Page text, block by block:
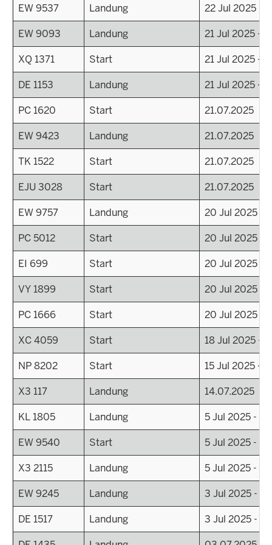
EW 9537 Landung
22 Jul 2025 -
EW 9093
Landung
21 Jul 2025 -
XQ 1371
Start
21 Jul 2025 -
DE 1153
Landung
21 Jul 2025 -
PC 1620
Start
21.07.2025
EW 9423
Landung
21.07.2025
TK 1522
Start
21.07.2025
EJU 3028
Start
21.07.2025
EW 9757
Landung
20 Jul 2025 -
PC 5012
Start
20 Jul 2025 -
EI 699
Start
20 Jul 2025 -
VY 1899
Start
20 Jul 2025 -
PC 1666
Start
20 Jul 2025 -
XC 4059
Start
18 Jul 2025 -
NP 8202
Start
15 Jul 2025 -
X3 117
Landung
14.07.2025
KL 1805
Landung
5 Jul 2025 -
EW 9540
Start
5 Jul 2025 -
X3 2115
Landung
5 Jul 2025 -
EW 9245
Landung
3 Jul 2025 -
DE 1517
Landung
3 Jul 2025 -